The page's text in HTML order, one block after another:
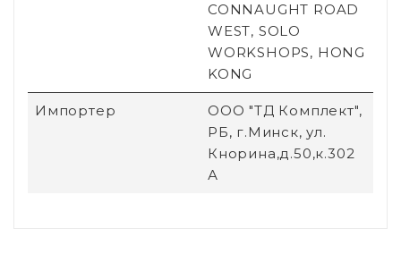
CONNAUGHT ROAD
WEST, SOLO
WORKSHOPS, HONG
KONG
Импортер
ООО "ТД Комплект",
РБ, г.Минск, ул.
Кнорина,д.50,к.302
А